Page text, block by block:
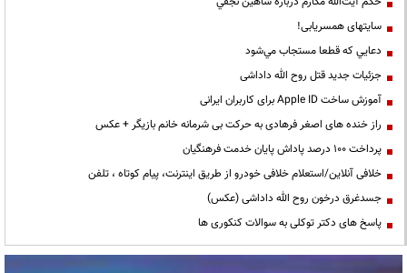
سایتهای همسریابی!
دعايي كه قطعا مستجاب مي‌شود
جزئیات جدید قتل روح الله داداشی
آموزش ساخت Apple ID برای کاربران ایرانی
راز خنده های اصغر فرهادی به حرکت بی شرمانه خانم بازیگر + عکس
پرداخت ۱۰۰ درصد پاداش پایان خدمت فرهنگیان
خلافی آنلاین/استعلام خلافی خودرو از طریق اینترنت، پیام کوتاه ، تلفن
جسدغرق درخون روح الله داداشی (عکس)
پاسخ های دکتر توکلی به سوالات کنکوری ها